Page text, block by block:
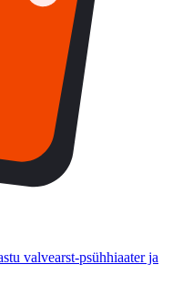
valvearst-psühhiaater ja